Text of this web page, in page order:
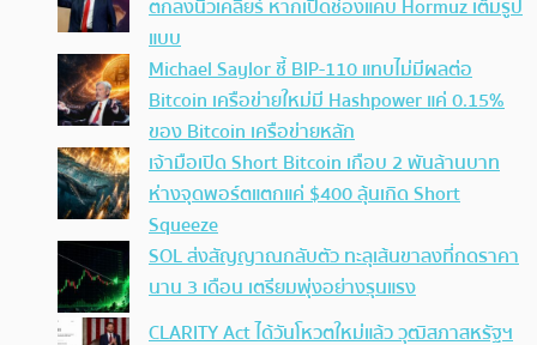
ตกลงนิวเคลียร์ หากเปิดช่องแคบ Hormuz เต็มรูป
แบบ
Michael Saylor ชี้ BIP-110 แทบไม่มีผลต่อ
Bitcoin เครือข่ายใหม่มี Hashpower แค่ 0.15%
ของ Bitcoin เครือข่ายหลัก
เจ้ามือเปิด Short Bitcoin เกือบ 2 พันล้านบาท
ห่างจุดพอร์ตแตกแค่ $400 ลุ้นเกิด Short
Squeeze
SOL ส่งสัญญาณกลับตัว ทะลุเส้นขาลงที่กดราคา
นาน 3 เดือน เตรียมพุ่งอย่างรุนแรง
CLARITY Act ได้วันโหวตใหม่แล้ว วุฒิสภาสหรัฐฯ